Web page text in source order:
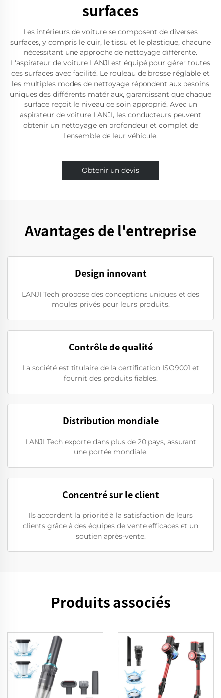
surfaces
Les intérieurs de voiture se composent de diverses
surfaces, y compris le cuir, le tissu et le plastique, chacune
nécessitant une approche de nettoyage différente.
L'aspirateur de voiture LANJI est équipé pour gérer toutes
ces surfaces avec facilité. Le rouleau de brosse réglable et
les multiples modes de nettoyage répondent aux besoins
uniques des différents matériaux, garantissant que chaque
surface reçoit le niveau de soin approprié. Avec un
aspirateur de voiture LANJI, les conducteurs peuvent
obtenir un nettoyage en profondeur et complet de
l'ensemble de leur véhicule.
Obtenir un devis
Avantages de l'entreprise
Design innovant
LANJI Tech propose des conceptions uniques et des
moules privés pour leurs produits.
Contrôle de qualité
La société est titulaire de la certification ISO9001 et
fournit des produits fiables.
Distribution mondiale
LANJI Tech exporte dans plus de 20 pays, assurant
une portée mondiale.
Concentré sur le client
Ils accordent la priorité à la satisfaction de leurs
clients grâce à des équipes de vente efficaces et un
soutien après-vente.
Produits associés